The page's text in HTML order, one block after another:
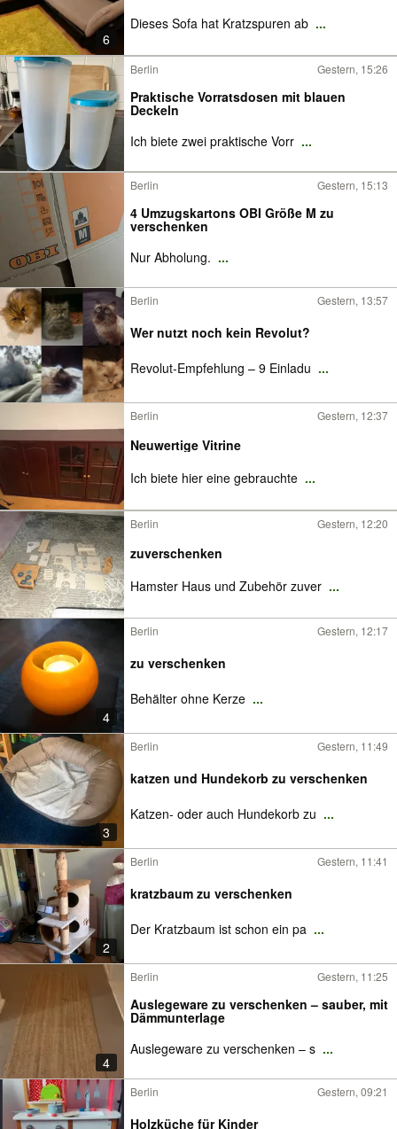
6
Dieses Sofa hat Kratzspuren ab ...
Berlin Gestern, 15:26
Praktische Vorratsdosen mit blauen
Deckeln
Ich biete zwei praktische Vorr ...
Berlin Gestern, 15:13
4 Umzugskartons OBI Größe M zu
verschenken
Nur Abholung. ...
Berlin Gestern, 13:57
Wer nutzt noch kein Revolut?
Revolut-Empfehlung – 9 Einladu ...
Berlin Gestern, 12:37
Neuwertige Vitrine
Ich biete hier eine gebrauchte ...
Berlin Gestern, 12:20
zuverschenken
Hamster Haus und Zubehör zuver ...
4
Berlin Gestern, 12:17
zu verschenken
Behälter ohne Kerze ...
3
Berlin Gestern, 11:49
katzen und Hundekorb zu verschenken
Katzen- oder auch Hundekorb zu ...
2
Berlin Gestern, 11:41
kratzbaum zu verschenken
Der Kratzbaum ist schon ein pa ...
4
Berlin Gestern, 11:25
Auslegeware zu verschenken – sauber, mit
Dämmunterlage
Auslegeware zu verschenken – s ...
Berlin Gestern, 09:21
Holzküche für Kinder